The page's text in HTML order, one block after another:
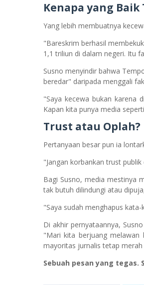
Kenapa yang
Yang lebih membuatnya
"Bareskrim berhasil
1,1 triliun di dalam negeri. Itu
Susno menyindir bahwa
beredar" daripada menggali
"Saya kecewa bukan karena
Kapan kita punya media
Trust atau Oplah?
Pertanyaan besar pun ia
"Jangan korbankan trust
Bagi Susno, media mestinya
tak butuh dilindungi atau
"Saya sudah menghapus
Di akhir pernyataannya,
"Mari kita berjuang melawan
mayoritas jurnalis tetap merah
Sebuah pesan yang tegas.